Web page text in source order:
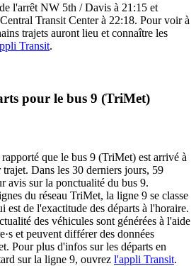
l'arrêt NW 5th / Davis à 21:15 et
Transit Center à 22:18. Pour voir à
trajets auront lieu et connaître les
Transit.
pour le bus 9 (TriMet)
rapporté que le bus 9 (TriMet) est arrivé à
Dans les 30 derniers jours, 59
avis sur la ponctualité du bus 9.
du réseau TriMet, la ligne 9 se classe
est de l'exactitude des départs à l'horaire.
des véhicules sont générées à l'aide
et peuvent différer des données
Pour plus d'infos sur les départs en
sur la ligne 9, ouvrez l'appli Transit.